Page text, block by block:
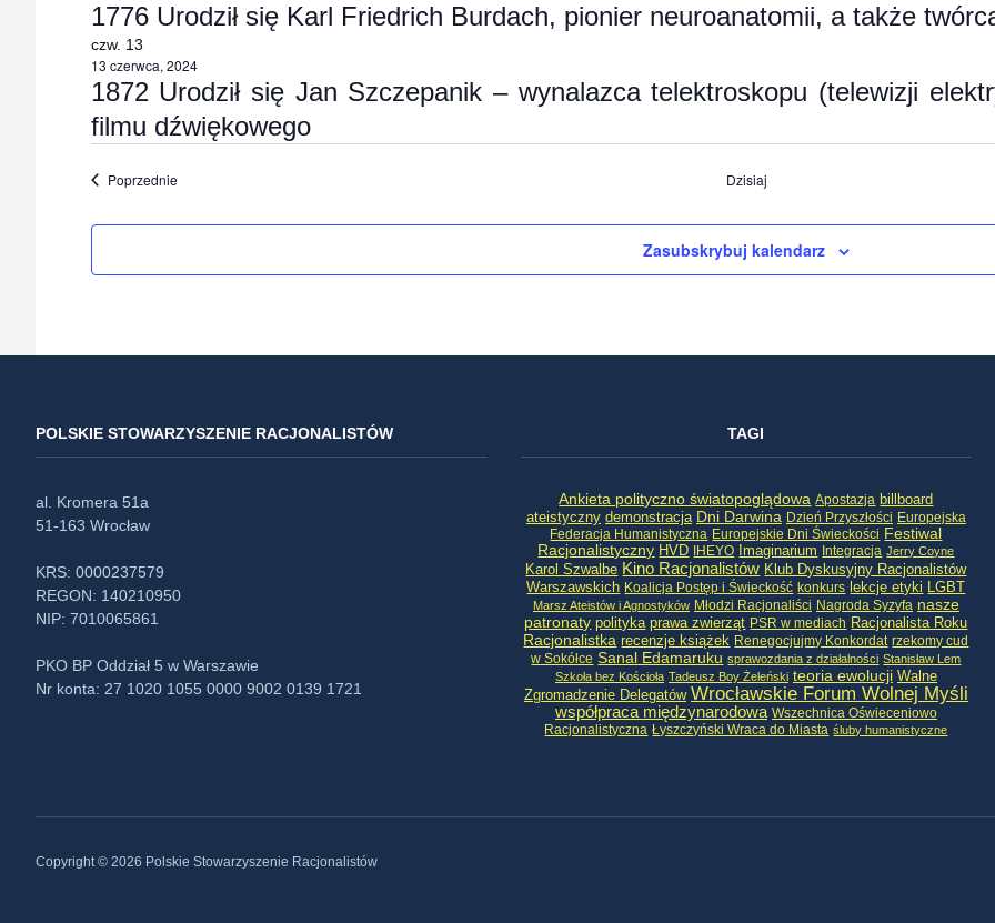
1776 Urodził się Karl Friedrich Burdach, pionier neuroanatomii, a także
czw. 13
13 czerwca, 2024
1872 Urodził się Jan Szczepanik – wynalazca telektroskopu (telewizji
filmu dźwiękowego
PoprzednieWydarzenia Dzisiaj
Zasubskrybuj kalendarz
POLSKIE STOWARZYSZENIE RACJONALISTÓW
al. Kromera 51a
51-163 Wrocław
KRS: 0000237579
REGON: 140210950
NIP: 7010065861
PKO BP Oddział 5 w Warszawie
Nr konta: 27 1020 1055 0000 9002 0139 1721
TAGI
Ankieta polityczno światopoglądowa Apostazja billboard
ateistyczny demonstracja Dni Darwina Dzień Przyszłości Europejska
Federacja Humanistyczna Europejskie Dni Świeckości Festiwal
Racjonalistyczny HVD IHEYO Imaginarium Integracja Jerry Coyne
Karol Szwalbe Kino Racjonalistów Klub Dyskusyjny Racjonalistów
Warszawskich Koalicja Postęp i Świeckość konkurs lekcje etyki LGBT
Marsz Ateistów i Agnostyków Młodzi Racjonaliści Nagroda Syzyfa nasze
patronaty polityka prawa zwierząt PSR w mediach Racjonalista Roku
Racjonalistka recenzje książek Renegocjujmy Konkordat rzekomy cud
w Sokółce Sanal Edamaruku sprawozdania z działalności Stanisław Lem
Szkoła bez Kościoła Tadeusz Boy Żeleński teoria ewolucji Walne
Zgromadzenie Delegatów Wrocławskie Forum Wolnej Myśli
współpraca międzynarodowa Wszechnica Oświeceniowo
Racjonalistyczna Łyszczyński Wraca do Miasta śluby humanistyczne
Copyright © 2026 Polskie Stowarzyszenie Racjonalistów